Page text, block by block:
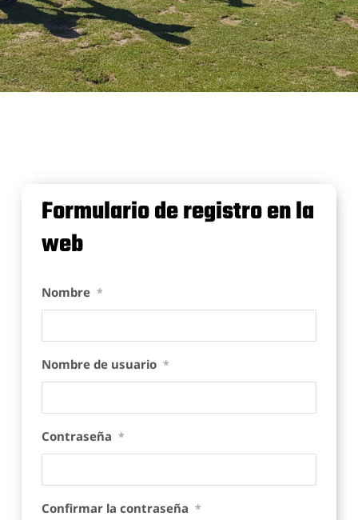
Formulario de registro en la
web
Nombre *
Nombre de usuario *
Contraseña *
Confirmar la contraseña *